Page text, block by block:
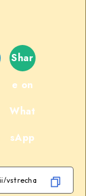
Shar
e on
What
sApp